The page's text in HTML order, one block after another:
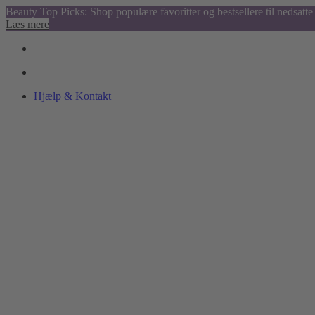
Beauty Top Picks: Shop populære favoritter og bestsellere til nedsatte
Læs mere
Hjælp & Kontakt